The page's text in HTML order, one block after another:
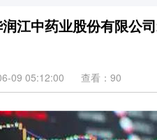
江中药业股份有限公
09 05:12:00 查看：90